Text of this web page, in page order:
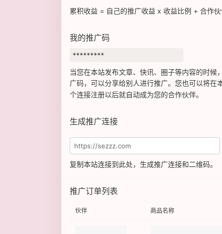
累积收益 = 自己的推广收益 x 收益比例 + 合作伙
我的推广码
当您在本站发布文章、快讯、圈子等内容的时
广码，可以分享给别人进行推广。您也可以将在
个连接注册以后就自动成为您的合作伙伴。
生成推广连接
复制本站连接到此处，生成推广连接和二维码。
推广订单列表
伙伴 商品名称